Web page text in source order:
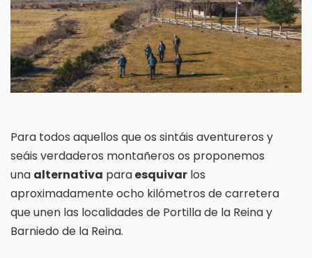
Para todos aquellos que os sintáis aventureros y
seáis verdaderos montañeros os proponemos
una alternativa paraesquivar los
aproximadamente ocho kilómetros de carretera
que unen las localidades de Portilla de la Reina y
Barniedo de la Reina.